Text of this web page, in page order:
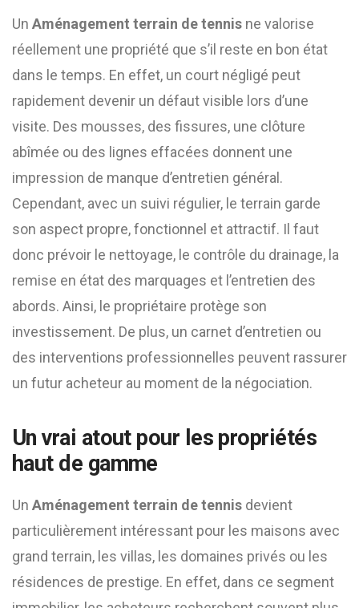
Un Aménagement terrain de tennis ne valorise
réellement une propriété que s’il reste en bon état
dans le temps. En effet, un court négligé peut
rapidement devenir un défaut visible lors d’une
visite. Des mousses, des fissures, une clôture
abîmée ou des lignes effacées donnent une
impression de manque d’entretien général.
Cependant, avec un suivi régulier, le terrain garde
son aspect propre, fonctionnel et attractif. Il faut
donc prévoir le nettoyage, le contrôle du drainage, la
remise en état des marquages et l’entretien des
abords. Ainsi, le propriétaire protège son
investissement. De plus, un carnet d’entretien ou
des interventions professionnelles peuvent rassurer
un futur acheteur au moment de la négociation.
Un vrai atout pour les propriétés
haut de gamme
Un Aménagement terrain de tennis devient
particulièrement intéressant pour les maisons avec
grand terrain, les villas, les domaines privés ou les
résidences de prestige. En effet, dans ce segment